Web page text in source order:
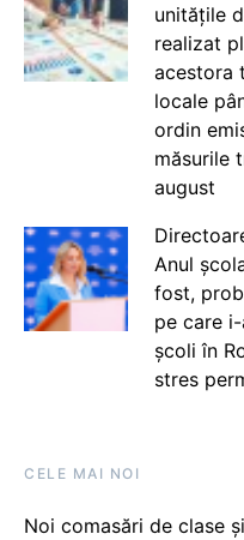
unitățile
realizat
acestora
locale
ordin
măsurile
august
Anul
fost,
pe care
școli în
stres
CELE MAI NOI
Noi comasări de clase